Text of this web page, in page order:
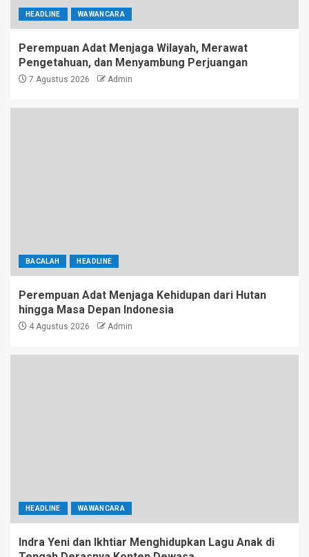
HEADLINE WAWANCARA
Perempuan Adat Menjaga Wilayah, Merawat
Pengetahuan, dan Menyambung Perjuangan
7 Agustus 2026 Admin
BACALAH HEADLINE
Perempuan Adat Menjaga Kehidupan dari Hutan
hingga Masa Depan Indonesia
4 Agustus 2026 Admin
HEADLINE WAWANCARA
Indra Yeni dan Ikhtiar Menghidupkan Lagu Anak di